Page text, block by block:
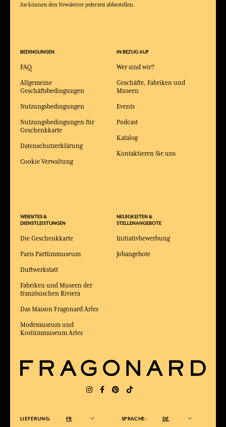
Sie können den Newsletter jederzeit abbestellen.
BEDINGUNGEN
FAQ
Allgemeine
Geschäftsbedingungen
Nutzungsbedingungen
Nutzungsbedingungen für
Geschenkkarte
Datenschutzerklärung
Cookie Verwaltung
WEBSITES &
DIENSTLEISTUNGEN
Die Geschenkkarte
Paris Parfümmuseum
Duftwerkstatt
Fabriken und Museen der
französischen Riviera
Das Maison Fragonard Arles
Modemuseum und
Kostümmuseum Arles
IN BEZUG AUF
Wer sind wir?
Geschäfte, Fabriken und
Museen
Events
Podcast
Katalog
Kontaktieren Sie uns
NEUIGKEITEN &
STELLENANGEBOTE
Initiativbewerbung
Jobangebote
LIEFERUNG: FR SPRACHE: DE